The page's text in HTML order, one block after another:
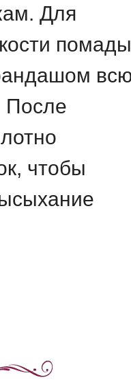
Для
помады
После
чтобы